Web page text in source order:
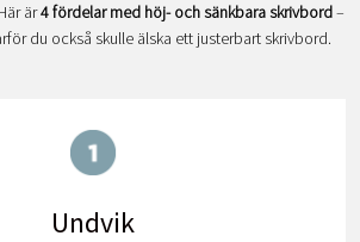
är4 fördelar med höj- och sänkbara skrivbord–
du också skulle älska ett justerbart skrivbord.
Undvik